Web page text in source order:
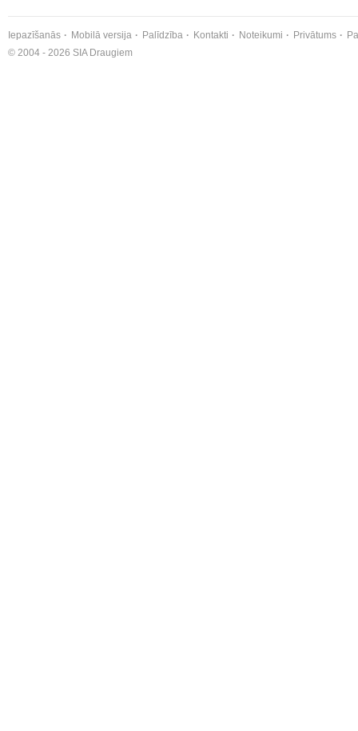
Iepazīšanās Mobilā versija Palīdzība Kontakti Noteikumi Privātums
© 2004 - 2026 SIA Draugiem